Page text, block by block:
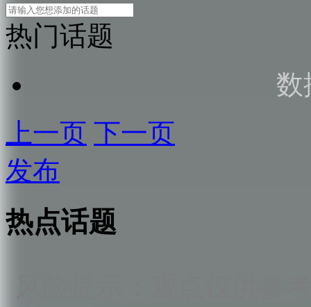
热门话题
数
上一页 下一页
发布
热点话题